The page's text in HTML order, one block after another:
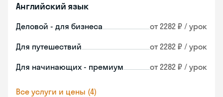
Английский язык
Деловой - для бизнеса от 2282 ₽ / урок
Для путешествий от 2282 ₽ / урок
Для начинающих - премиум от 2282 ₽ / урок
Все услуги и цены (4)